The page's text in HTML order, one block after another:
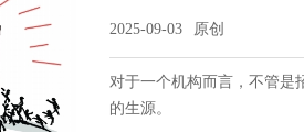
2025-09-03 原创
对于一个机构而言，不管是
的生源。